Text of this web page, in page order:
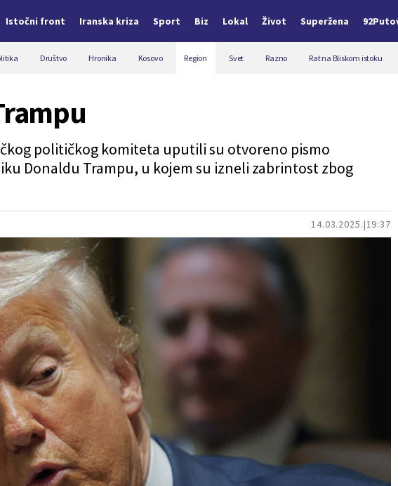
Istočni front Iranska kriza Sport Biz Lokal Život Superžena
Društvo Hronika Kosovo Region Svet Razno Rat na Bliskom istoku
14.03.2025. 19:37
političkog komiteta uputili su otvoreno pismo
Donaldu Trampu, u kojem su izneli zabrintost zbog